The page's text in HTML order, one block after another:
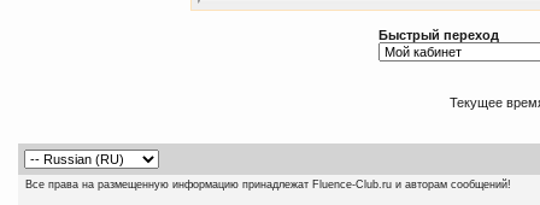
Быстрый переход
Текущее
Все права на размещенную информацию принадлежат Fluence-Club.ru и авторам сообщений!